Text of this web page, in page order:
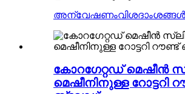
അന്വേഷണംവിശദാംശങ്ങൾ
കോറഗേറ്റഡ് മെഷീൻ
മെഷീനിനുള്ള റോട്ടറി